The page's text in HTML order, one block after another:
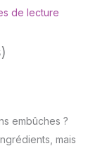
de lecture
embûches ?
mais